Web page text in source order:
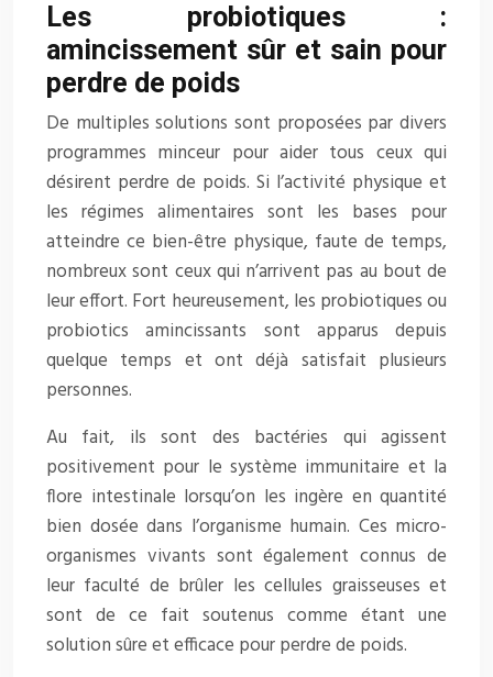
Les probiotiques :
amincissement sûr et sain pour
perdre de poids
De multiples solutions sont proposées par divers
programmes minceur pour aider tous ceux qui
désirent perdre de poids. Si l’activité physique et
les régimes alimentaires sont les bases pour
atteindre ce bien-être physique, faute de temps,
nombreux sont ceux qui n’arrivent pas au bout de
leur effort. Fort heureusement, les probiotiques ou
probiotics amincissants sont apparus depuis
quelque temps et ont déjà satisfait plusieurs
personnes.
Au fait, ils sont des bactéries qui agissent
positivement pour le système immunitaire et la
flore intestinale lorsqu’on les ingère en quantité
bien dosée dans l’organisme humain. Ces micro-
organismes vivants sont également connus de
leur faculté de brûler les cellules graisseuses et
sont de ce fait soutenus comme étant une
solution sûre et efficace pour perdre de poids.